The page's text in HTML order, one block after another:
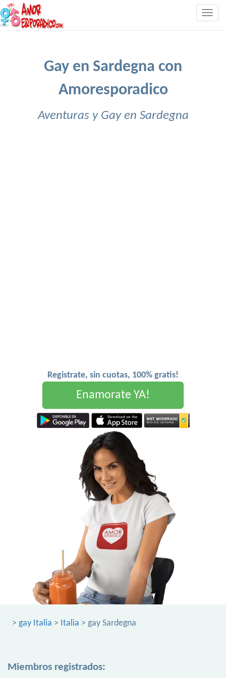
Gay en Sardegna con
Amoresporadico
Aventuras y Gay en Sardegna
Registrate, sin cuotas, 100% gratis!
Enamorate YA!
> gay Italia > Italia > gay Sardegna
Miembros registrados: